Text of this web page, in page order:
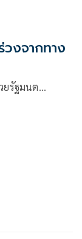
งจากทาง
ยรัฐมนต…